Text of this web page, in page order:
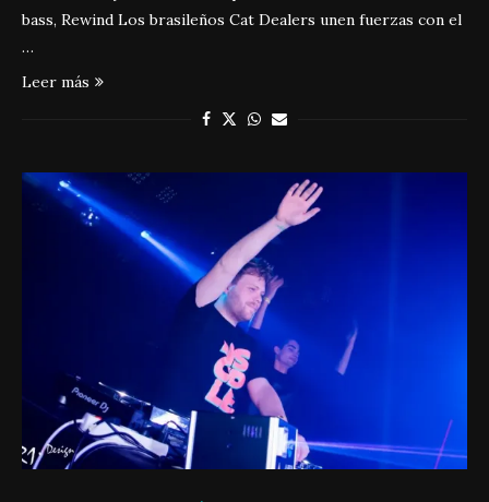
bass, Rewind Los brasileños Cat Dealers unen fuerzas con el
…
Leer más